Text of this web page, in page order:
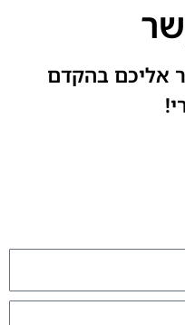
אליכם בהקדם